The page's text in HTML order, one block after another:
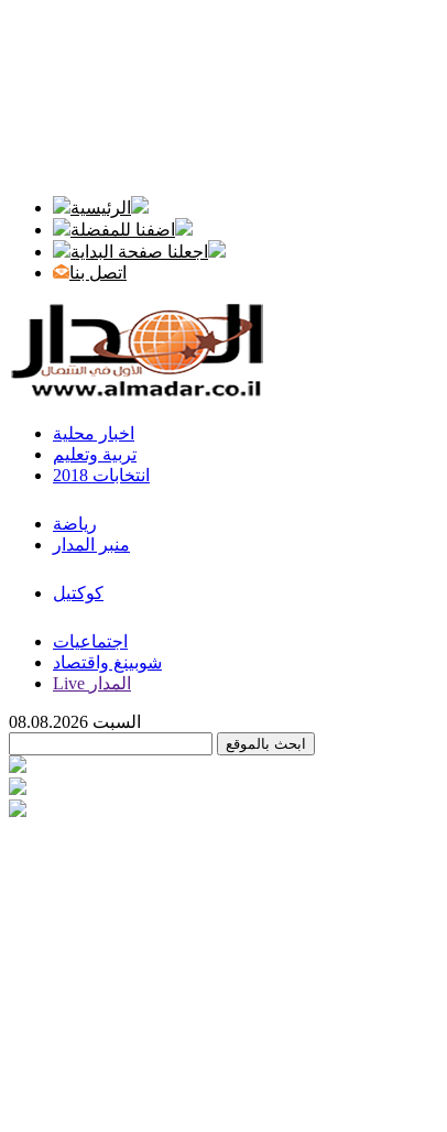
الرئيسية
اضفنا للمفضلة
اجعلنا صفحة البداية
اتصل بنا
اخبار محلية
تربية وتعليم
انتخابات 2018
رياضة
منبر المدار
كوكتيل
اجتماعيات
شوبينغ واقتصاد
Live المدار